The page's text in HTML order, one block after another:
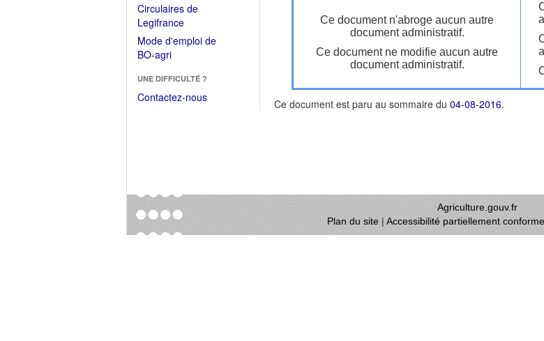
Circulaires de
Legifrance(Ouvrir
dans
une
fenêtre)
Mode d'emploi de
BO-agri(Ouvrir
une
nouvelle
UNE DIFFICULTÉ ?
Contactez-nous
Ce document n'abroge aucun autre
document administratif.
Ce document ne modifie aucun autre
document administratif.
Ce document est paru au sommaire du 04-08-2016.
Agriculture.gouv.fr
Plan du site|Accessibilité partiellement conforme